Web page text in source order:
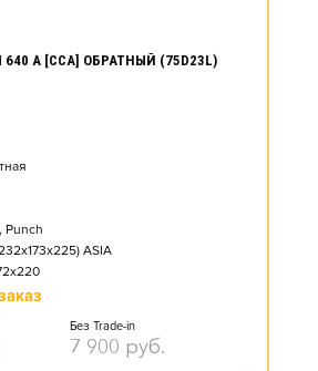
640 А [CCA] ОБРАТНЫЙ (75D23L)
Punch
ASIA
Без Trade-in
7 900 руб.